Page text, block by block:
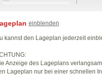
einblenden
kannst den Lageplan jederzeit
Anzeige des Lageplans
Lageplan nur bei einer schnellen